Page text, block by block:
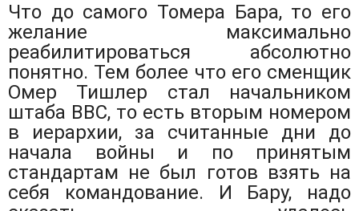
Что до самого Томера Бара, то его
желание максимально
реабилитироваться абсолютно
понятно. Тем более что его сменщик
Омер Тишлер стал начальником
штаба ВВС, то есть вторым номером
в иерархии, за считанные дни до
начала войны и по принятым
стандартам не был готов взять на
себя командование. И Бару, надо